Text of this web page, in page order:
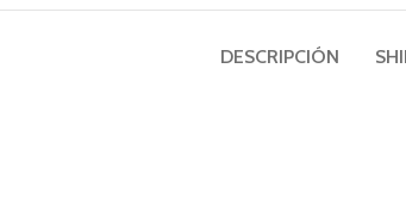
DESCRIPCIÓN